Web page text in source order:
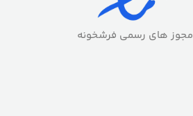
مجوز های رسمی فرشخونه